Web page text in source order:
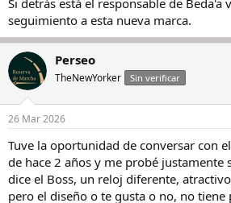
seguimiento a esta nueva marca.
Perseo
TheNewYorker Sin verificar
26 Mar 2026
Tuve la oportunidad de conversar con
de hace 2 años y me probé justamente
dice el Boss, un reloj diferente,
pero el diseño o te gusta o no, no